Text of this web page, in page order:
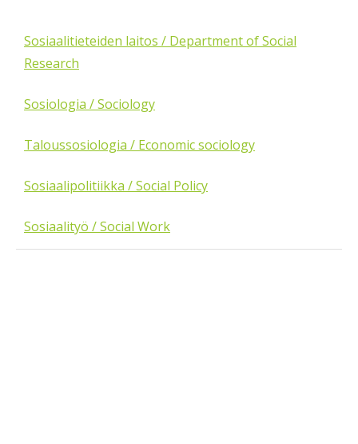
Sosiaalitieteiden laitos / Department of Social
Research
Sosiologia / Sociology
Taloussosiologia / Economic sociology
Sosiaalipolitiikka / Social Policy
Sosiaalityö / Social Work